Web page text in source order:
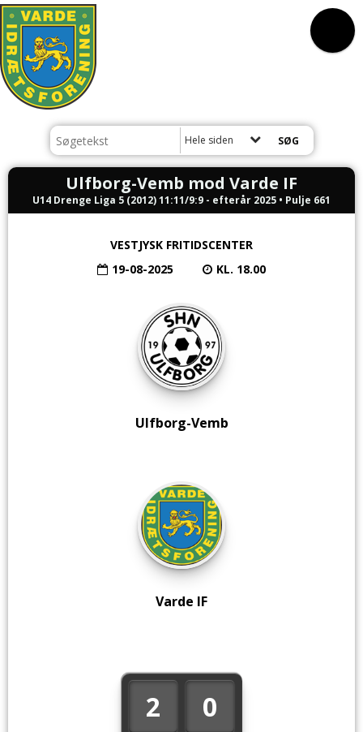
Hele siden
Ulfborg-Vemb mod Varde IF
U14 Drenge Liga 5 (2012) 11:11/9:9 - efterår 2025 • Pulje 661
VESTJYSK FRITIDSCENTER
19-08-2025
KL. 18.00
Ulfborg-Vemb
2 0
Varde IF